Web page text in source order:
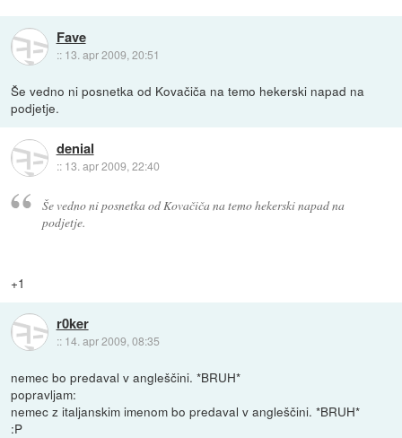
Fave
:: 13. apr 2009, 20:51
Še vedno ni posnetka od Kovačiča na temo hekerski napad na
podjetje.
denial
:: 13. apr 2009, 22:40
Še vedno ni posnetka od Kovačiča na temo hekerski napad na
podjetje.
+1
r0ker
:: 14. apr 2009, 08:35
nemec bo predaval v angleščini. *BRUH*
popravljam:
nemec z italjanskim imenom bo predaval v angleščini. *BRUH*
:P